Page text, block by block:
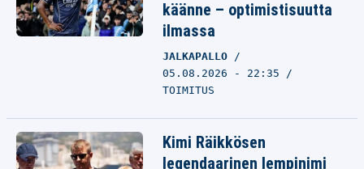
käänne – optimistisuutta
ilmassa
JALKAPALLO
05.08.2026 - 22:35
TOIMITUS
Kimi Räikkösen
legendaarinen lempinimi